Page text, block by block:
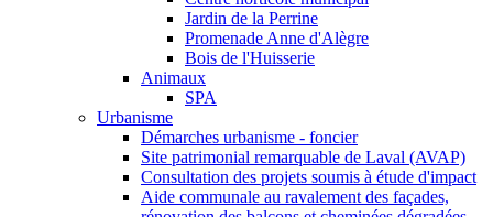
Jardin de la Perrine
Promenade Anne d'Alègre
Bois de l'Huisserie
Animaux
SPA
Urbanisme
Démarches urbanisme - foncier
Site patrimonial remarquable de Laval (AVAP)
Consultation des projets soumis à étude d'impact
Aide communale au ravalement des façades,